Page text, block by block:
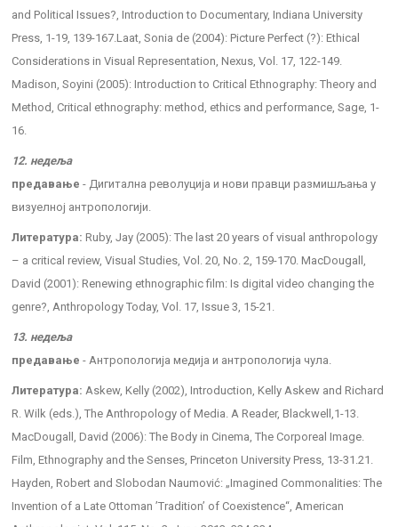
and Political Issues?, Introduction to Documentary, Indiana University
Press, 1-19, 139-167.Laat, Sonia de (2004): Picture Perfect (?): Ethical
Considerations in Visual Representation, Nexus, Vol. 17, 122-149.
Madison, Soyini (2005): Introduction to Critical Ethnography: Theory and
Method, Critical ethnography: method, ethics and performance, Sage, 1-
16.
12. недеља
предавање - Дигитална револуција и нови правци размишљања у
визуелној антропологији.
Литература: Ruby, Jay (2005): The last 20 years of visual anthropology
– a critical review, Visual Studies, Vol. 20, No. 2, 159-170. MacDougall,
David (2001): Renewing ethnographic film: Is digital video changing the
genre?, Anthropology Today, Vol. 17, Issue 3, 15-21.
13. недеља
предавање - Антропологија медија и антропологија чула.
Литература: Askew, Kelly (2002), Introduction, Kelly Askew and Richard
R. Wilk (eds.), The Anthropology of Media. A Reader, Blackwell,1-13.
MacDougall, David (2006): The Body in Cinema, The Corporeal Image.
Film, Ethnography and the Senses, Princeton University Press, 13-31.21.
Hayden, Robert and Slobodan Naumović: „Imagined Commonalities: The
Invention of a Late Ottoman ’Tradition’ of Coexistence“, American